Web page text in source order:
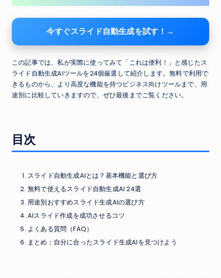
今すぐスライド自動生成を試す！→
この記事では、私が実際に使ってみて「これは便利！」と感じたス
ライド自動生成AIツールを24個厳選して紹介します。無料で利用で
きるものから、より高度な機能を持つビジネス向けツールまで、用
途別に比較していきますので、ぜひ最後までご覧ください。
目次
スライド自動生成AIとは？基本機能と選び方
無料で使えるスライド自動生成AI 24選
用途別おすすめスライド生成AIの選び方
AIスライド作成を成功させるコツ
よくある質問（FAQ）
まとめ：自分に合ったスライド生成AIを見つけよう